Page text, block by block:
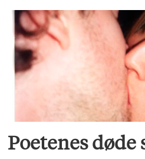
Poetenes døde